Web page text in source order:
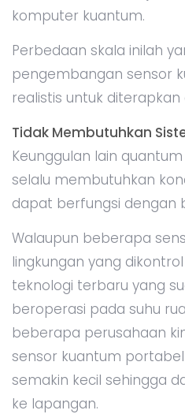
komputer kuantum.
Perbedaan skala inilah
pengembangan sensor
realistis untuk
Tidak Membutuhkan
Keunggulan lain
selalu membutuhkan
dapat berfungsi dengan
Walaupun beberapa
lingkungan yang
teknologi terbaru yang
beroperasi pada suhu
beberapa perusahaan
sensor kuantum
semakin kecil sehingga
ke lapangan.